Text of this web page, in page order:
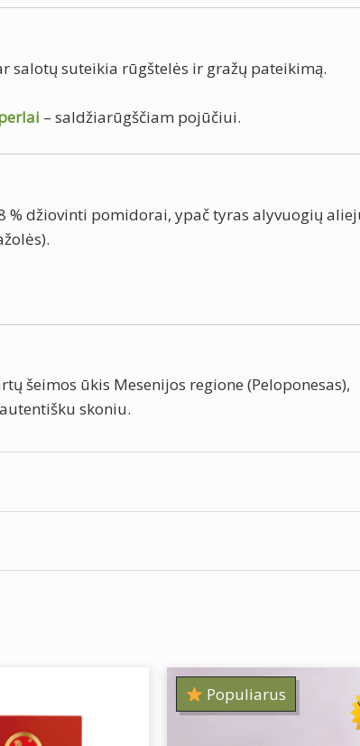
salotų suteikia rūgštelės ir gražų pateikimą.
– saldžiarūgščiam pojūčiui.
% džiovinti pomidorai, ypač tyras alyvuogių
šeimos ūkis Mesenijos regione (Peloponesas),
skoniu.
nuo tiesioginių saulės spindulių. Atidarius
Kcal
užtepėlė su džiovintais
Populiarus